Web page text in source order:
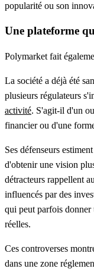
popularité ou son
Une plateforme
Polymarket fait
La société a déjà été
plusieurs régulateurs
activité. S'agit-il d'un
financier ou d'une
Ses défenseurs
d'obtenir une vision
détracteurs rappellent
influencés par des
qui peut parfois donner
réelles.
Ces controverses
dans une zone